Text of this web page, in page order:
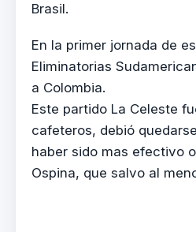
Brasil.
En la primer jornada de
Eliminatorias
a Colombia.
Este partido La Celeste
cafeteros, debió
haber sido mas efectivo
Ospina, que salvo al